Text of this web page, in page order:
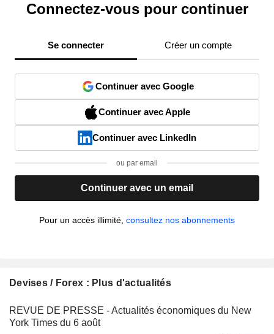
Connectez-vous pour continuer
Se connecter Créer un compte
Continuer avec Google
Continuer avec Apple
Continuer avec LinkedIn
ou par email
Continuer avec un email
Pour un accès illimité, consultez nos abonnements
Devises / Forex : Plus d'actualités
REVUE DE PRESSE - Actualités économiques du New
York Times du 6 août